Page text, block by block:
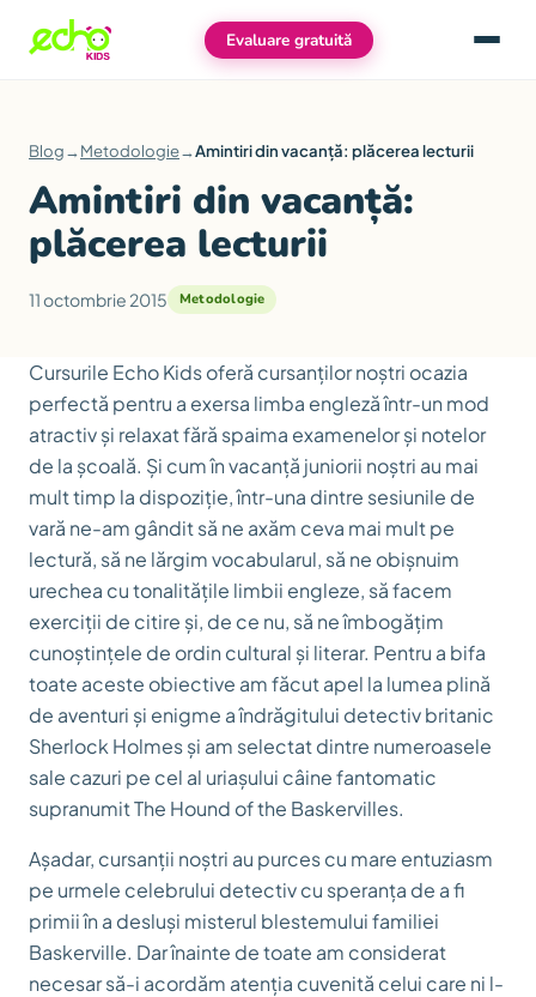
Evaluare gratuită Meniu
Blog→Metodologie→Amintiri din vacanță: plăcerea lecturii
Amintiri din vacanță:
plăcerea lecturii
11 octombrie 2015 Metodologie
Cursurile Echo Kids oferă cursanților noștri ocazia
perfectă pentru a exersa limba engleză într-un mod
atractiv și relaxat fără spaima examenelor și notelor
de la școală. Și cum în vacanță juniorii noștri au mai
mult timp la dispoziție, într-una dintre sesiunile de
vară ne-am gândit să ne axăm ceva mai mult pe
lectură, să ne lărgim vocabularul, să ne obișnuim
urechea cu tonalitățile limbii engleze, să facem
exerciții de citire și, de ce nu, să ne îmbogățim
cunoștințele de ordin cultural și literar. Pentru a bifa
toate aceste obiective am făcut apel la lumea plină
de aventuri și enigme a îndrăgitului detectiv britanic
Sherlock Holmes și am selectat dintre numeroasele
sale cazuri pe cel al uriașului câine fantomatic
supranumit The Hound of the Baskervilles.
Așadar, cursanții noștri au purces cu mare entuziasm
pe urmele celebrului detectiv cu speranța de a fi
primii în a desluși misterul blestemului familiei
Baskerville. Dar înainte de toate am considerat
necesar să-i acordăm atenția cuvenită celui care ni l-